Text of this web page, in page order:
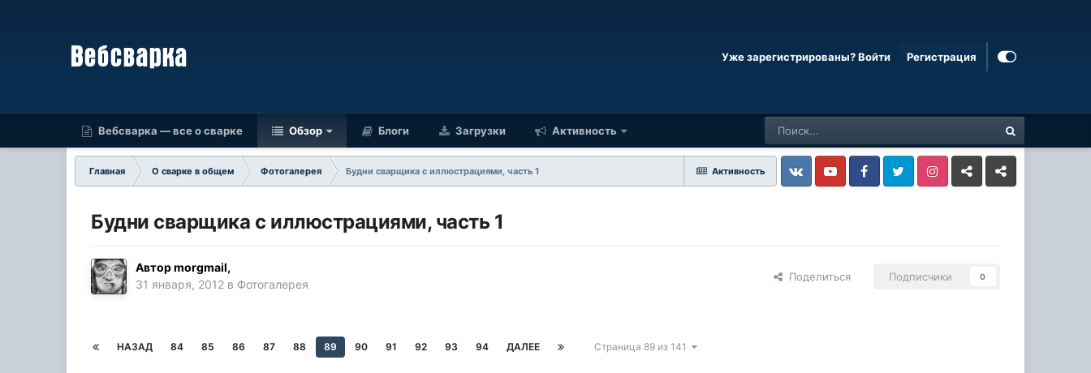
Уже зарегистрированы? Войти Регистрация
Вебсварка — все о сварке Обзор Блоги Загрузки Активность
Активность
Главная О сварке в общем Фотогалерея
Будни сварщика с иллюстрациями, часть 1
VkontakteYouTube FacebookTwitter InstagramLivejournalOdnoklassniki
Будни сварщика с иллюстрациями, часть 1
Авторmorgmail,
31 января, 2012 в Фотогалерея
Поделиться Подписчики 0
НАЗАД 84 85 86 87 88 89 90 91 92 93 94 ДАЛЕЕ Страница 89 из 141